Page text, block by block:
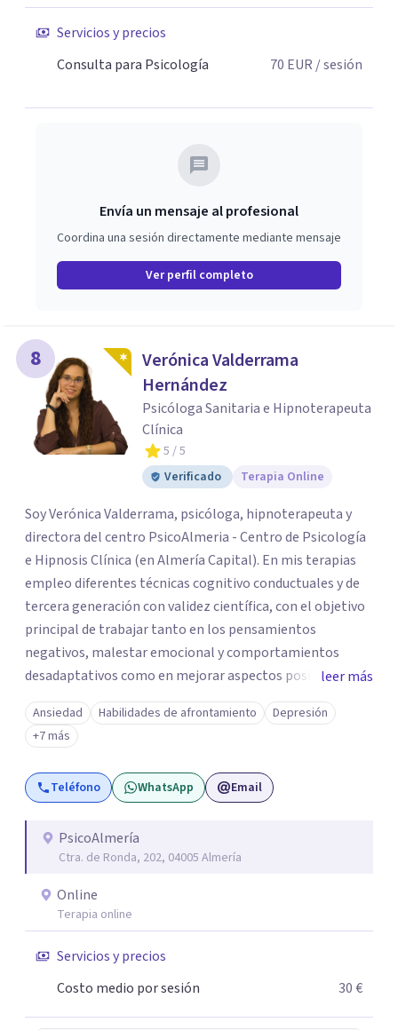
Servicios y precios
Consulta para Psicología
70 EUR / sesión
Envía un mensaje al profesional
Coordina una sesión directamente mediante mensaje
Ver perfil completo
8
Verónica Valderrama
Hernández
Psicóloga Sanitaria e Hipnoterapeuta
Clínica
5 / 5
Verificado
Terapia Online
Soy Verónica Valderrama, psicóloga, hipnoterapeuta y
directora del centro PsicoAlmeria - Centro de Psicología
e Hipnosis Clínica (en Almería Capital). En mis terapias
empleo diferentes técnicas cognitivo conductuales y de
tercera generación con validez científica, con el objetivo
principal de trabajar tanto en los pensamientos
negativos, malestar emocional y comportamientos
desadaptativos como en mejorar aspectos positivos,
habilidades y desarrollo personal. ¡Tus objetivos son los
míos y juntos los alcanzaremos!. Mi objetivo principal es
que consigas el bienestar y equilibrio que buscas, siendo
consciente de que cada persona es diferente y por ello
inicialmente realizaremos una adecuada evaluación para
personalizado. Utilizo diferentes técnicas psicológicas
aunque mi especialidad es la hipnosis clínica, como
eficacia, reduciendo el tiempo de tratamiento y
consiguiendo cambios positivos desde la primera sesión.
¿Tienes dudas de cómo enfocaré tu problema o situación?
momento de dar el paso a una nueva etapa en tu vida.
leer más
Ansiedad Habilidades de afrontamiento
Depresión
+7 más
Teléfono WhatsApp Email
PsicoAlmería
Ctra. de Ronda, 202, 04005 Almería
Online
Terapia online
Servicios y precios
Costo medio por sesión
30 €